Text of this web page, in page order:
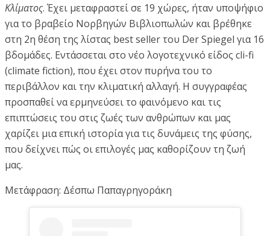
Κλίματος. Έχει μεταφραστεί σε 19 χώρες, ήταν υποψήφιο
για το βραβείο Νορβηγών Βιβλιοπωλών και βρέθηκε
στη 2η θέση της λίστας best seller του Der Spiegel για 16
βδομάδες. Εντάσσεται στο νέο λογοτεχνικό είδος cli-fi
(climate fiction), που έχει στον πυρήνα του το
περιβάλλον και την κλιματική αλλαγή. Η συγγραφέας
προσπαθεί να ερμηνεύσει το φαινόμενο και τις
επιπτώσεις του στις ζωές των ανθρώπων και μας
χαρίζει μια επική ιστορία για τις δυνάμεις της φύσης,
που δείχνει πώς οι επιλογές μας καθορίζουν τη ζωή
μας.
Μετάφραση: Δέσπω Παπαγρηγοράκη